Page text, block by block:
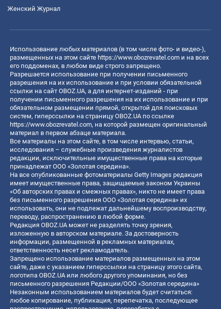
Женский Журнал
Использование любых материалов (в том числе фото- и видео-),
размещенных на этом сайте https://www.obozrevatel.com и на всех
его поддоменах, в любом виде строго запрещено.
Разрешается использование при получении письменного
разрешения на их использование и при условии обязательной
ссылки на сайт OBOZ.UA, а для интернет-изданий - при
получении письменного разрешения на их использование и при
обязательном размещении прямой, открытой для поисковых
систем, гиперссылки на страницу OBOZ.UA по ссылке
https://www.obozrevatel.com, на которой размещен оригинальный
материал в первом абзаце материала.
Все материалы на этом сайте, в том числе интервью, статьи,
исследования – служебные произведения журналистов
редакции, исключительные имущественные права на которые
принадлежат ООО «Золотая середина».
На все опубликованные фотоматериалы Getty Images редакция
имеет имущественные права, защищаемые законом Украины
«Об авторских правах и смежных правах», никто не имеет права
без письменного разрешения ООО «Золотая середина» их
использовать, они не подлежат дальнейшему воспроизводству,
переводу, распространению в любой форме.
Редакция OBOZ.UA может не разделять точку зрения,
изложенную в авторском материале. За достоверность
информации, размещенной в рекламных материалах,
ответственность несет рекламодатель.
Запрещено использование материалов размещенных на этом
сайте, даже с указанием гиперссылки на страницу этого сайта,
логотипа OBOZ.UA или любого другого упоминания, но без
письменного разрешения Редакции/ООО «Золотая середина»
Незаконным использованием материалов будет считаться:
любое копирование, публикация, перепечатка, последующее